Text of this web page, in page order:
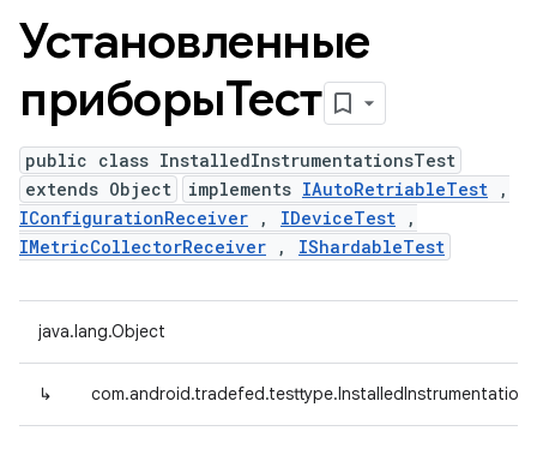
Установленные
приборыТест
public class InstalledInstrumentationsTest
extends Object
implements IAutoRetriableTest ,
IConfigurationReceiver , IDeviceTest ,
IMetricCollectorReceiver , IShardableTest
java.lang.Object
↳